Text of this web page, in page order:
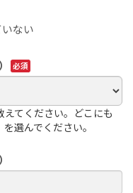
ない
てください。どこにも
選んでください。